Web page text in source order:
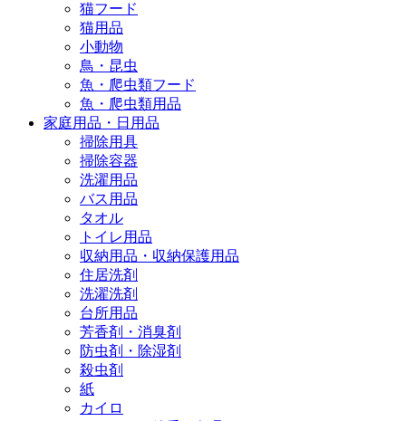
猫フード
猫用品
小動物
鳥・昆虫
魚・爬虫類フード
魚・爬虫類用品
家庭用品・日用品
掃除用具
掃除容器
洗濯用品
バス用品
タオル
トイレ用品
収納用品・収納保護用品
住居洗剤
洗濯洗剤
台所用品
芳香剤・消臭剤
防虫剤・除湿剤
殺虫剤
紙
カイロ